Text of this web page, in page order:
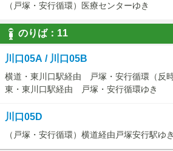
（戸塚・安行循環）医療センターゆき
のりば： 11
11
川口05A / 川口05B
横道・東川口駅経由 戸塚・安行循環（反
東・東川口駅経由 戸塚・安行循環ゆき
川口05D
（戸塚・安行循環）横道経由戸塚安行駅ゆき